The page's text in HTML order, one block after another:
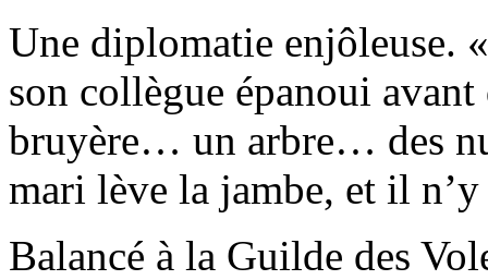
Une diplomatie enjôleuse.
son collègue épanoui
bruyère… un arbre… des
mari lève la jambe, et il
Balancé à la Guilde des